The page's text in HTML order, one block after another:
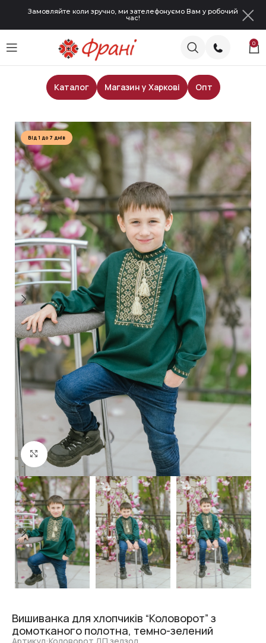
Замовляйте коли зручно, ми зателефонуємо Вам у робочий
час!
0
Каталог Магазин у Харкові
Опт
Сорочки для хлопчиків
Від 1 до 7 днів
Click to enlarge
Вишиванка для хлопчиків “Коловорот” з
домотканого полотна, темно-зелений